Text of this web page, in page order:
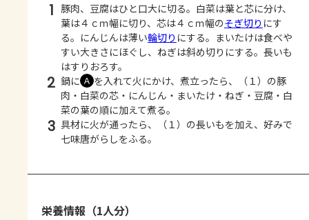
1 豚肉、豆腐はひと口大に切る。白菜は葉と芯に分け、
葉は４ｃｍ幅に切り、芯は４ｃｍ幅のそぎ切り にす
る。にんじんは薄い輪切り にする。まいたけは食べや
すい大きさにほぐし、ねぎは斜め切りにする。長いも
はすりおろす。
2 鍋に Ａ を入れて火にかけ、煮立ったら、（１）の豚
肉・白菜の芯・にんじん・まいたけ・ねぎ・豆腐・白
菜の葉の順に加えて煮る。
3 具材に火が通ったら、（１）の長いもを加え、好みで
七味唐がらしをふる。
栄養情報（1人分）